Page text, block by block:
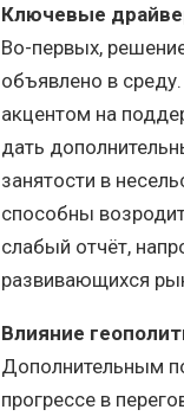
Ключевые
Во-первых,
объявлено в
акцентом на
дать
занятости в
способны
слабый отчёт,
развивающихся
Влияние
Дополнительным
прогрессе в